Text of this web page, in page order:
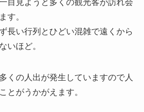
目見ようと多くの観光客が訪れ会
す。
長い行列とひどい混雑で遠くから
いほど。
くの人出が発生していますので人
とがうかがえます。